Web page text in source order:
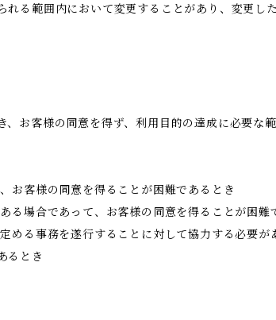
る範囲内において変更することがあり、変更し
お客様の同意を得ず、利用目的の達成に必要な
お客様の同意を得ることが困難であるとき
る場合であって、お客様の同意を得ることが困難
める事務を遂行することに対して協力する必要が
るとき